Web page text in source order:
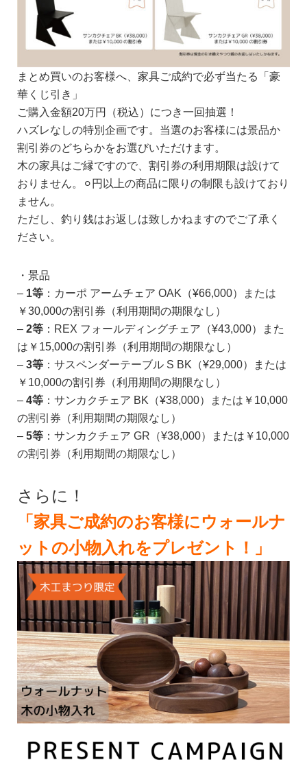
まとめ買いのお客様へ、家具ご成約で必ず当たる「豪
華くじ引き」
ご購入金額20万円（税込）につき一回抽選！
ハズレなしの特別企画です。当選のお客様には景品か
割引券のどちらかをお選びいただけます。
木の家具はご縁ですので、割引券の利用期限は設けて
おりません。⚪︎円以上の商品に限りの制限も設けており
ません。
ただし、釣り銭はお返しは致しかねますのでご了承く
ださい。
・景品
– 1等 ：カーポ アームチェア OAK（¥66,000）または
￥30,000の割引券（利用期間の期限なし）
– 2等 ：REX フォールディングチェア（¥43,000）また
は￥15,000の割引券（利用期間の期限なし）
– 3等 ：サスペンダーテーブル S BK（¥29,000）または
￥10,000の割引券（利用期間の期限なし）
– 4等 ：サンカクチェア BK（¥38,000）または￥10,000
の割引券（利用期間の期限なし）
– 5等 ：サンカクチェア GR（¥38,000）または￥10,000
の割引券（利用期間の期限なし）
さらに！
「家具ご成約のお客様にウォールナ
ットの小物入れをプレゼント！」